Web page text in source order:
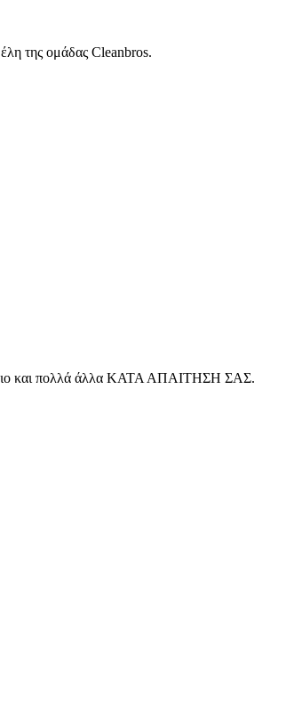
της ομάδας Cleanbros.
και πολλά άλλα ΚΑΤΑ ΑΠΑΙΤΗΣΗ ΣΑΣ.